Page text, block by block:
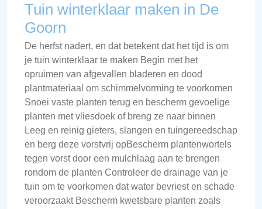
Tuin winterklaar maken in De
Goorn
De herfst nadert, en dat betekent dat het tijd is om
je tuin winterklaar te maken Begin met het
opruimen van afgevallen bladeren en dood
plantmateriaal om schimmelvorming te voorkomen
Snoei vaste planten terug en bescherm gevoelige
planten met vliesdoek of breng ze naar binnen
Leeg en reinig gieters, slangen en tuingereedschap
en berg deze vorstvrij opBescherm plantenwortels
tegen vorst door een mulchlaag aan te brengen
rondom de planten Controleer de drainage van je
tuin om te voorkomen dat water bevriest en schade
veroorzaakt Bescherm kwetsbare planten zoals